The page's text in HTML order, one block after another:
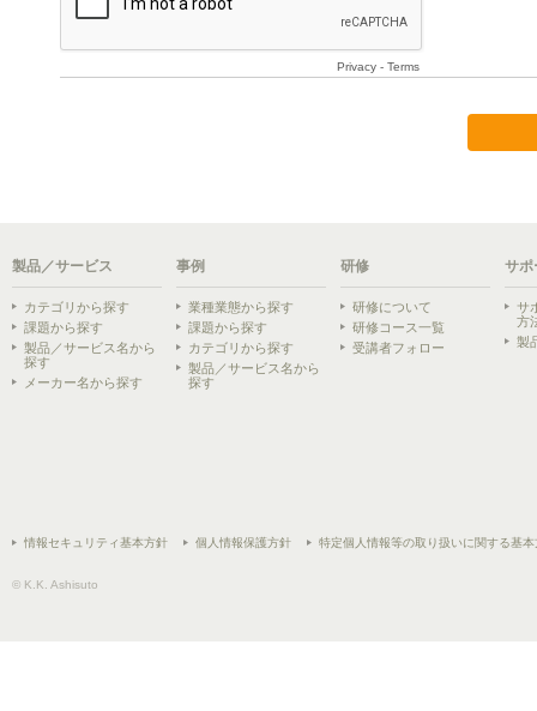
製品／サービス
カテゴリから探す
課題から探す
製品／サービス名から
探す
メーカー名から探す
事例
業種業態から探す
課題から探す
カテゴリから探す
製品／サービス名から
探す
研修
研修について
研修コース一覧
受講者フォロー
サポ
サ
方
製
情報セキュリティ基本方針 個人情報保護方針 特定個人情報等の取り扱いに関する基本
© K.K. Ashisuto